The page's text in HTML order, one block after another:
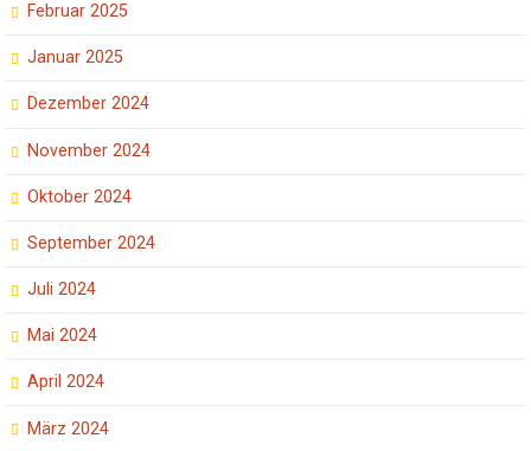
Februar 2025
Januar 2025
Dezember 2024
November 2024
Oktober 2024
September 2024
Juli 2024
Mai 2024
April 2024
März 2024